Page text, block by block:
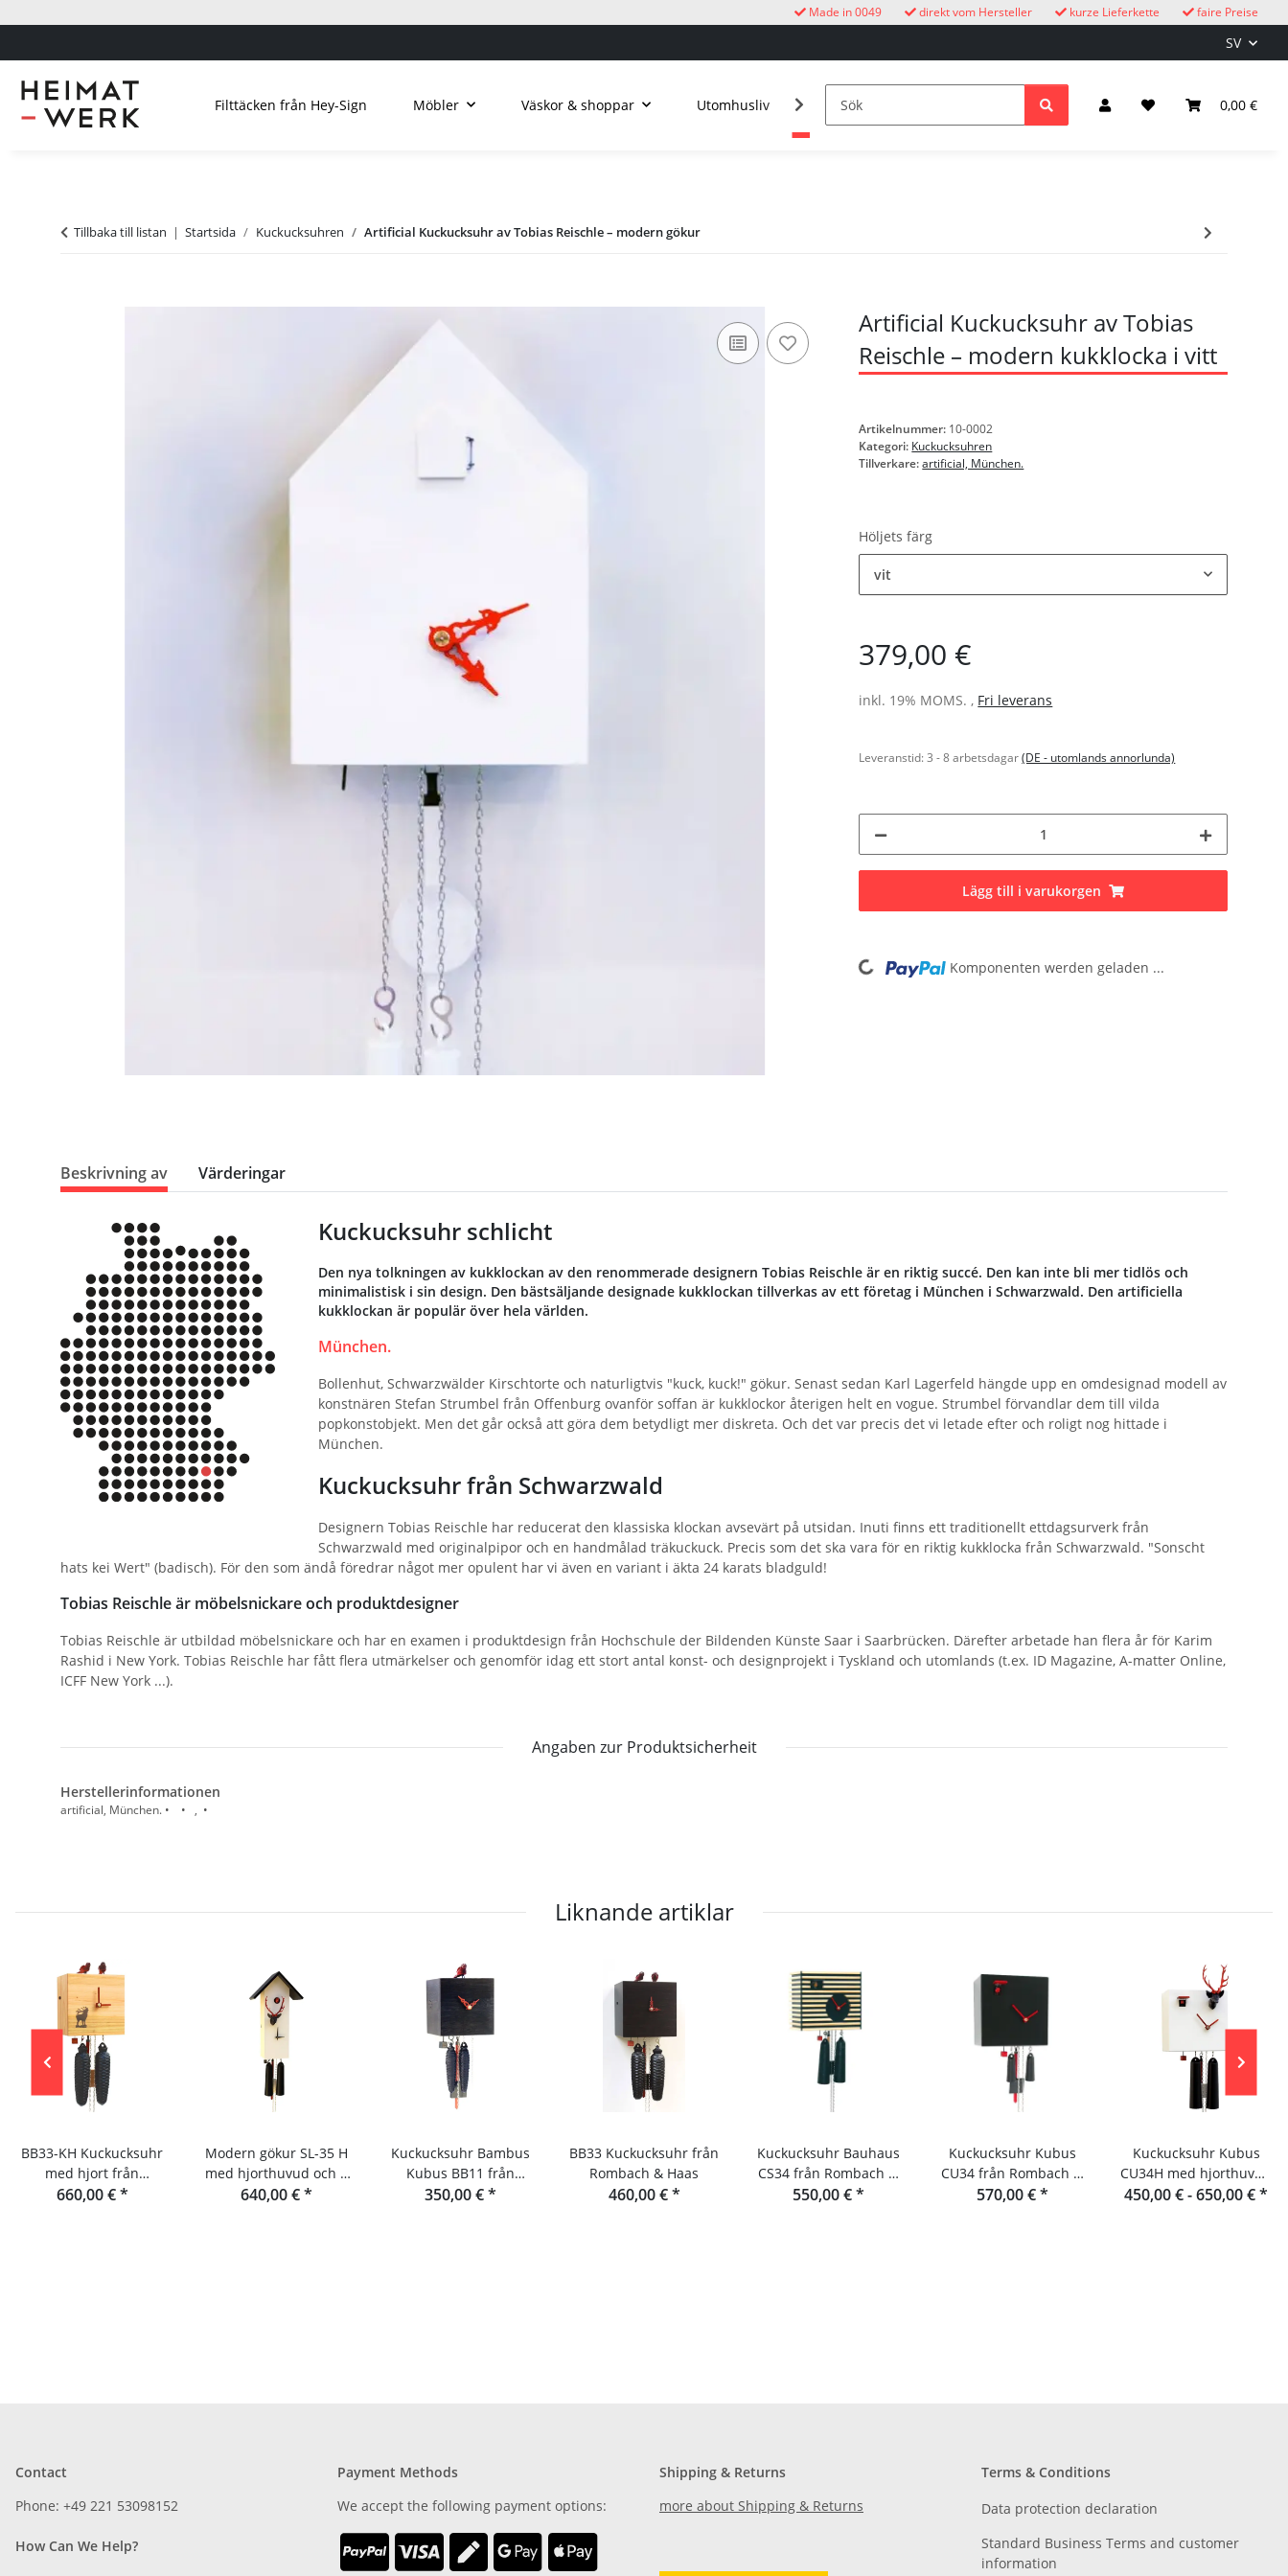
faire Preise
kurze Lieferkette
direkt vom Hersteller
Made in 0049
SV
0,00 €
Filttäcken från Hey-Sign Möbler Väskor & shoppar Utomhusliv Kuckucksuhren Belysning & el
Tillbaka till listan Startsida Kuckucksuhren Artificial Kuckucksuhr av Tobias Reischle – modern gökur
Artificial Kuckucksuhr av Tobias
Reischle – modern kukklocka i vitt
Artikelnummer: 10-0002
Kategori: Kuckucksuhren
Tillverkare:artificial, München.
Höljets färg
vit
379,00 €
inkl. 19% MOMS. , Fri leverans
Leveranstid:3 - 8 arbetsdagar(DE - utomlands annorlunda)
Lägg till i varukorgen
Loading... Komponenten werden geladen ...
Beskrivning av Värderingar
Kuckucksuhr schlicht
Den nya tolkningen av kukklockan av den renommerade designern Tobias Reischle är en riktig succé. Den kan inte bli mer tidlös och
minimalistisk i sin design. Den bästsäljande designade kukklockan tillverkas av ett företag i München i Schwarzwald. Den artificiella
kukklockan är populär över hela världen.
München.
Bollenhut, Schwarzwälder Kirschtorte och naturligtvis "kuck, kuck!" gökur. Senast sedan Karl Lagerfeld hängde upp en omdesignad modell av
konstnären Stefan Strumbel från Offenburg ovanför soffan är kukklockor återigen helt en vogue. Strumbel förvandlar dem till vilda
popkonstobjekt. Men det går också att göra dem betydligt mer diskreta. Och det var precis det vi letade efter och roligt nog hittade i
München.
Kuckucksuhr från Schwarzwald
Designern Tobias Reischle har reducerat den klassiska klockan avsevärt på utsidan. Inuti finns ett traditionellt ettdagsurverk från
Schwarzwald med originalpipor och en handmålad träkuckuck. Precis som det ska vara för en riktig kukklocka från Schwarzwald. "Sonscht
hats kei Wert" (badisch). För den som ändå föredrar något mer opulent har vi även en variant i äkta 24 karats bladguld!
Tobias Reischle är möbelsnickare och produktdesigner
Tobias Reischle är utbildad möbelsnickare och har en examen i produktdesign från Hochschule der Bildenden Künste Saar i Saarbrücken. Därefter arbetade han flera år för Karim
Rashid i New York. Tobias Reischle har fått flera utmärkelser och genomför idag ett stort antal konst- och designprojekt i Tyskland och utomlands (t.ex. ID Magazine, A-matter Online,
ICFF New York ...).
Angaben zur Produktsicherheit
Herstellerinformationen
artificial, München. • • , •
Liknande artiklar
BB33-KH Kuckucksuhr
med hjort från
Rombach & Haas
660,00 €*
Modern gökur SL-35 H
med hjorthuvud och 8
dagars gångverk från
640,00 €*
Kuckucksuhr Bambus
Kubus BB11 från
Rombach & Haas
350,00 €*
BB33 Kuckucksuhr från
Rombach & Haas
460,00 €*
Kuckucksuhr Bauhaus
CS34 från Rombach &
Haas
550,00 €*
Kuckucksuhr Kubus
CU34 från Rombach &
Haas
570,00 €*
Kuckucksuhr Kubus
CU34H med hjorthuvud
från Rombach & Haas
450,00 € -650,00 €*
Contact
Phone: +49 221 53098152
How Can We Help?
Payment Methods
We accept the following payment options:
Shipping & Returns
more about Shipping & Returns
Terms & Conditions
Data protection declaration
Standard Business Terms and customer
information